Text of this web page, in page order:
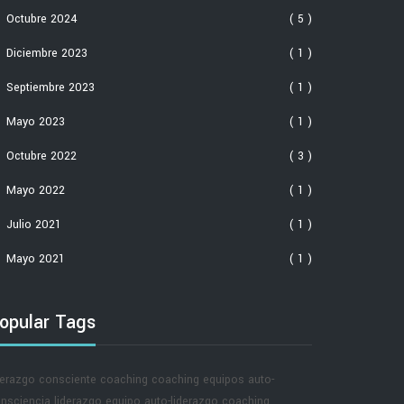
Octubre 2024 ( 5 )
Diciembre 2023 ( 1 )
Septiembre 2023 ( 1 )
Mayo 2023 ( 1 )
Octubre 2022 ( 3 )
Mayo 2022 ( 1 )
Julio 2021 ( 1 )
Mayo 2021 ( 1 )
Tags
consciente coaching coaching equipos auto-